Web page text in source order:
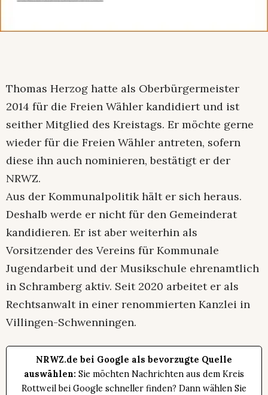
Thomas Herzog hatte als Oberbürgermeister
2014 für die Freien Wähler kandidiert und ist
seither Mitglied des Kreistags. Er möchte gerne
wieder für die Freien Wähler antreten, sofern
diese ihn auch nominieren, bestätigt er der
NRWZ.
Aus der Kommunalpolitik hält er sich heraus.
Deshalb werde er nicht für den Gemeinderat
kandidieren. Er ist aber weiterhin als
Vorsitzender des Vereins für Kommunale
Jugendarbeit und der Musikschule ehrenamtlich
in Schramberg aktiv. Seit 2020 arbeitet er als
Rechtsanwalt in einer renommierten Kanzlei in
Villingen-Schwenningen.
NRWZ.de bei Google als bevorzugte Quelle
auswählen: Sie möchten Nachrichten aus dem Kreis
Rottweil bei Google schneller finden? Dann wählen Sie